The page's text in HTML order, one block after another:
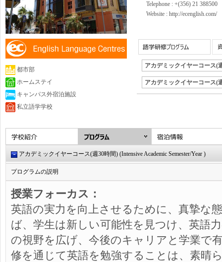
都市部
ホームステイ
キャンパス外宿泊施設
私立語学学校
Telephone : +(356) 21 388500
Website : http://ecenglish.com/
アカデミックイヤーコース(
アカデミックイヤーコース(
アカデミックイヤーコース(週30時間) (Intensive Academic Semester/Year )
プログラムの説明
授業フォーカス：
英語の実​​力を向上させるために、真摯な
ば、学生は新しい可能性を見つけ、英語
の視野を広げ、今後のキャリアと学業で
修を通じて英語を勉強することは、素晴